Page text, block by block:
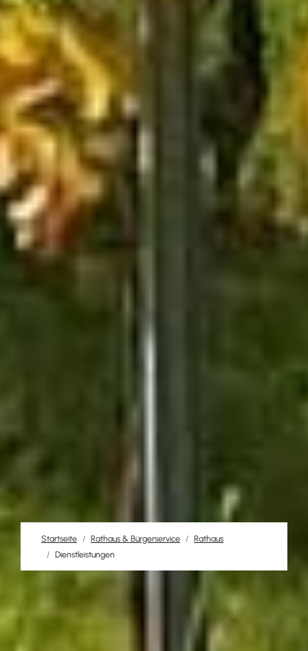
Startseite Rathaus & Bürgerservice
Rathaus
Dienstleistungen